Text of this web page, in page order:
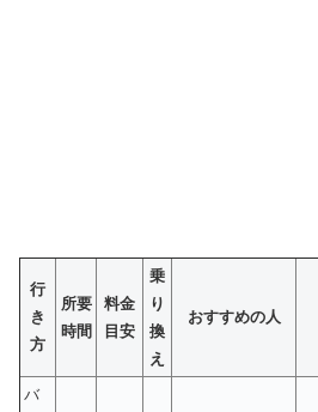
行
き
方
所要
時間
料金
目安
乗
り
換
え
おすすめの人
バ